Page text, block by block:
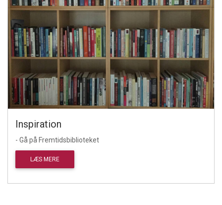
Inspiration
- Gå på Fremtidsbiblioteket
LÆS MERE